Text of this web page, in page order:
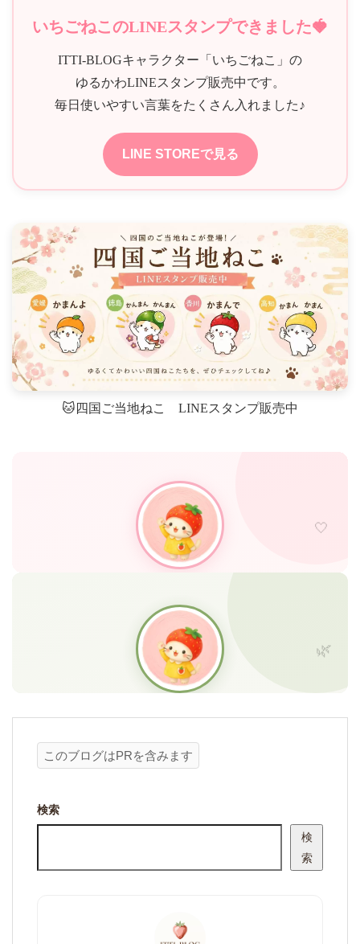
いちごねこのLINEスタンプできました🍓
ITTI-BLOGキャラクター「いちごねこ」の
ゆるかわLINEスタンプ販売中です。
毎日使いやすい言葉をたくさん入れました♪
LINE STOREで見る
🐱四国ご当地ねこ LINEスタンプ販売中
このブログはPRを含みます
検索
検
索